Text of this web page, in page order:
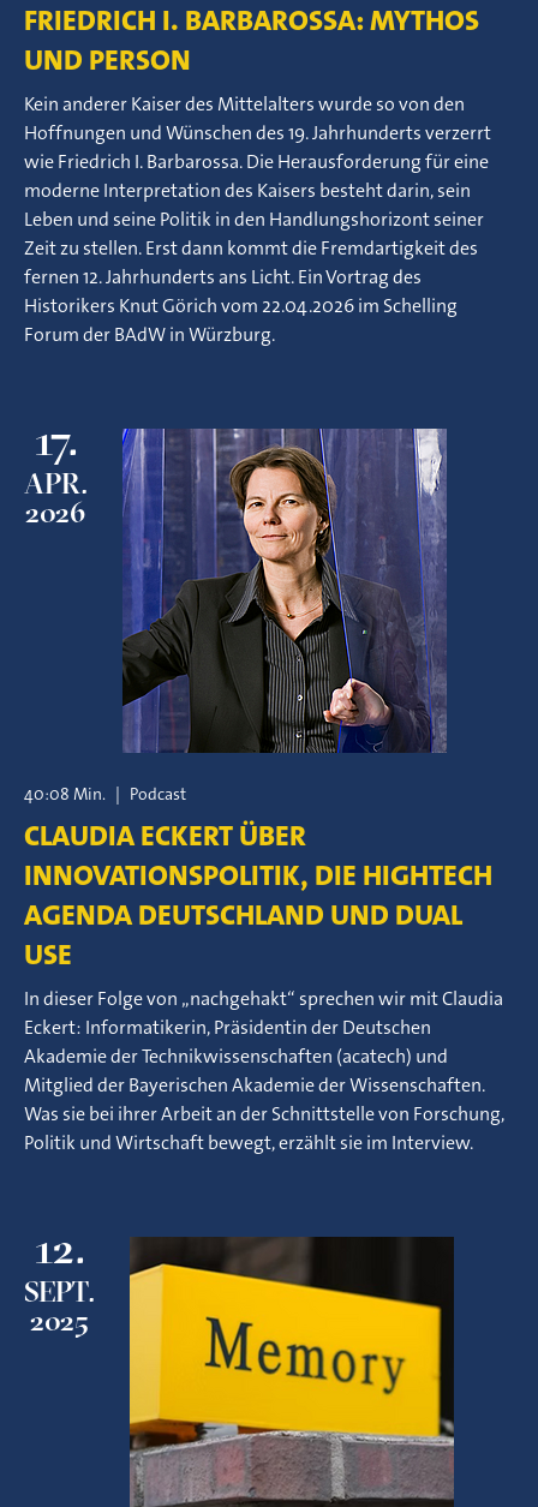
FRIEDRICH I. BARBAROSSA: MYTHOS
UND PERSON
Kein anderer Kaiser des Mittelalters wurde so von den
Hoffnungen und Wünschen des 19. Jahrhunderts verzerrt
wie Friedrich I. Barbarossa. Die Herausforderung für eine
moderne Interpretation des Kaisers besteht darin, sein
Leben und seine Politik in den Handlungshorizont seiner
Zeit zu stellen. Erst dann kommt die Fremdartigkeit des
fernen 12. Jahrhunderts ans Licht. Ein Vortrag des
Historikers Knut Görich vom 22.04.2026 im Schelling
Forum der BAdW in Würzburg.
17.
APR.
2026
40:08 Min. | Podcast
CLAUDIA ECKERT ÜBER
INNOVATIONSPOLITIK, DIE HIGHTECH
AGENDA DEUTSCHLAND UND DUAL
USE
In dieser Folge von „nachgehakt“ sprechen wir mit Claudia
Eckert: Informatikerin, Präsidentin der Deutschen
Akademie der Technikwissenschaften (acatech) und
Mitglied der Bayerischen Akademie der Wissenschaften.
Was sie bei ihrer Arbeit an der Schnittstelle von Forschung,
Politik und Wirtschaft bewegt, erzählt sie im Interview.
12.
SEPT.
2025